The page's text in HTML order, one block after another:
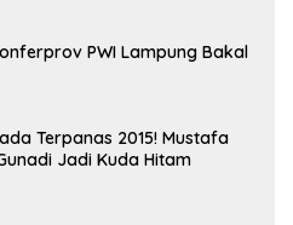
PWI Lampung Bakal
Terpanas 2015! Mustafa
Jadi Kuda Hitam